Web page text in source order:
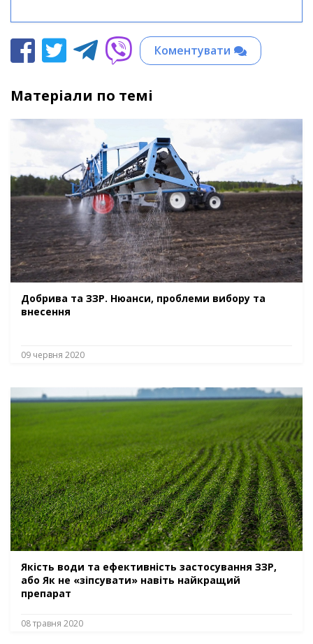
Коментувати
Матеріали по темі
Добрива та ЗЗР. Нюанси, проблеми вибору та
внесення
09 червня 2020
Якість води та ефективність застосування ЗЗР,
або Як не «зіпсувати» навіть найкращий
препарат
08 травня 2020